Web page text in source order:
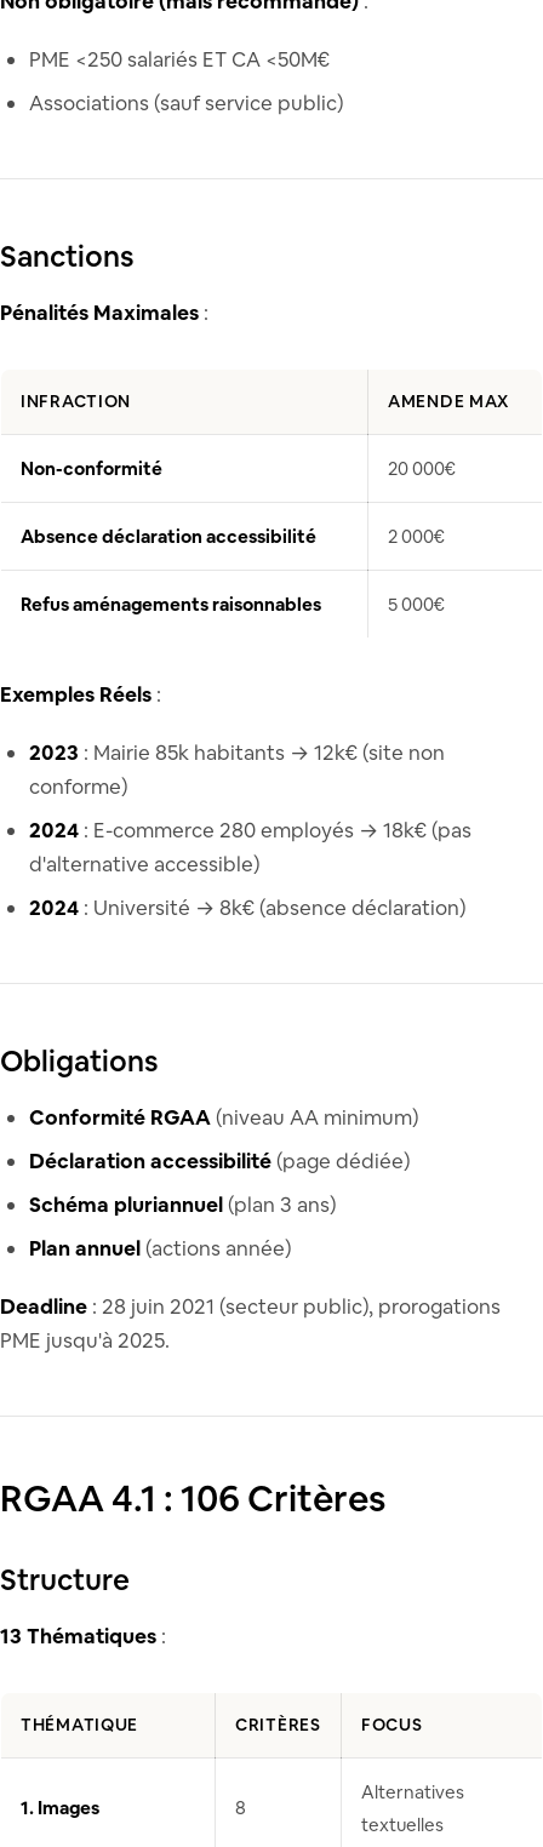
PME <250 salariés ET CA <50M€
Associations (sauf service public)
Sanctions
Pénalités Maximales :
INFRACTION AMENDE MAX
Non-conformité 20 000€
Absence déclaration accessibilité 2 000€
Refus aménagements raisonnables 5 000€
Exemples Réels :
2023 : Mairie 85k habitants → 12k€ (site non
conforme)
2024 : E-commerce 280 employés → 18k€ (pas
d'alternative accessible)
2024 : Université → 8k€ (absence déclaration)
Obligations
Conformité RGAA(niveau AA minimum)
Déclaration accessibilité(page dédiée)
Schéma pluriannuel(plan 3 ans)
Plan annuel(actions année)
Deadline : 28 juin 2021 (secteur public), prorogations
PME jusqu'à 2025.
RGAA 4.1 : 106 Critères
Structure
13 Thématiques :
THÉMATIQUE CRITÈRES FOCUS
1. Images 8
Alternatives
textuelles